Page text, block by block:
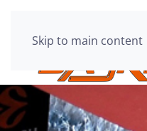
Skip to main content